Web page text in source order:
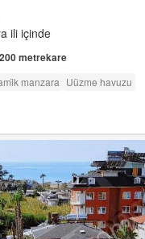
ili içinde
200 metrekare
manzara Uüzme havuzu